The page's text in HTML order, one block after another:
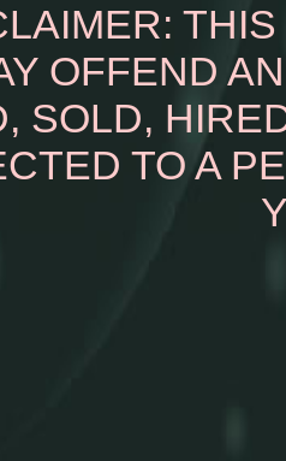
OFFEND
SOLD,
TO A